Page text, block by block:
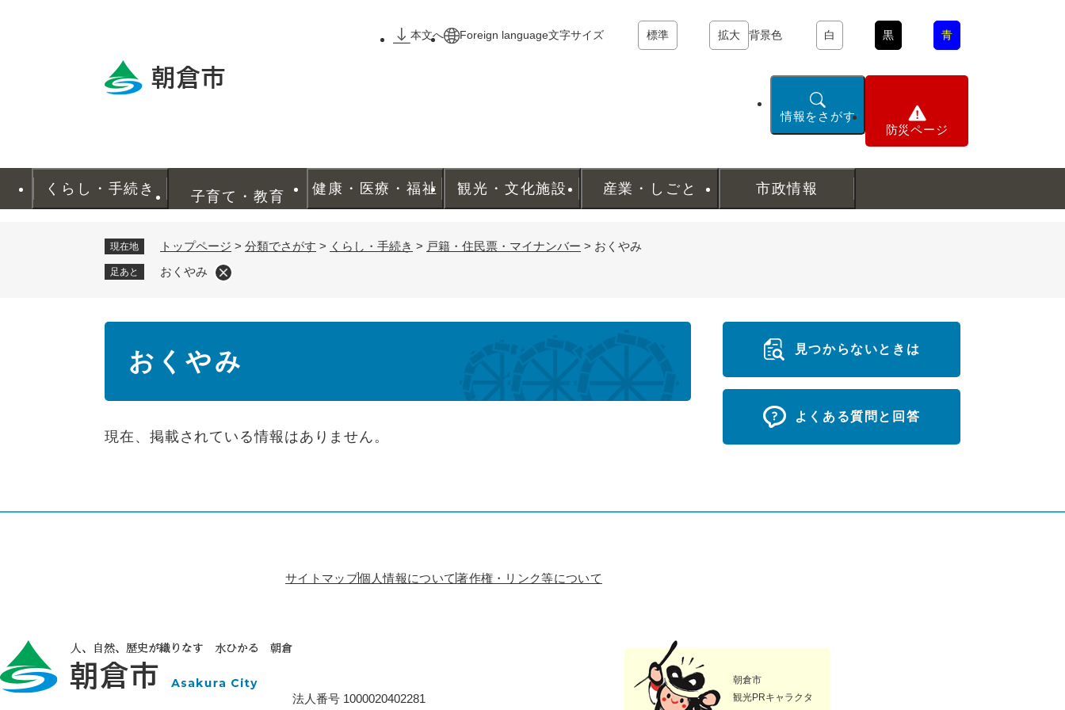
本文へ
Foreign language文字サイズ 標準 拡大 背景色 白 黒 青
情報をさがす
防災ページ
くらし・手続き 子育て・教育 健康・医療・福祉 観光・文化施設 産業・しごと 市政情報
現在地 トップページ > 分類でさがす > くらし・手続き > 戸籍・住民票・マイナンバー > おくやみ
足あと おくやみ
おくやみ
現在、掲載されている情報はありません。
見つからないときは
よくある質問と回答
サイトマップ個人情報について著作権・リンク等について
法人番号 1000020402281
朝倉市
観光PRキャラクタ